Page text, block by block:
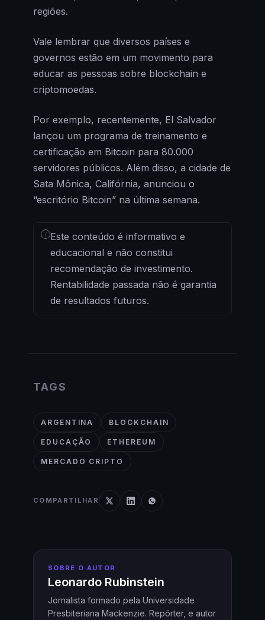
regiões.
Vale lembrar que diversos países e
governos estão em um movimento para
educar as pessoas sobre blockchain e
criptomoedas.
Por exemplo, recentemente, El Salvador
lançou um programa de treinamento e
certificação em Bitcoin para 80.000
servidores públicos. Além disso, a cidade de
Sata Mônica, Califórnia, anunciou o
“escritório Bitcoin” na última semana.
i Este conteúdo é informativo e
educacional e não constitui
recomendação de investimento.
Rentabilidade passada não é garantia
de resultados futuros.
TAGS
ARGENTINA BLOCKCHAIN
EDUCAÇÃO ETHEREUM
MERCADO CRIPTO
COMPARTILHAR
SOBRE O AUTOR
Leonardo Rubinstein
Jornalista formado pela Universidade
Presbiteriana Mackenzie. Repórter, e autor